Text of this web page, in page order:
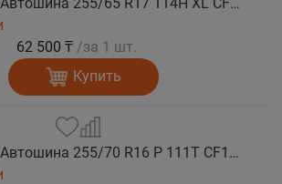
62 500 ₸ /за 1 шт.
Купить
COMFORSER Автошина 255/70 R16 P 111T CF1100 RWL лето